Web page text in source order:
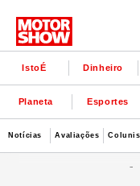
IstoÉ Dinheiro
Planeta Esportes
Notícias Avaliações